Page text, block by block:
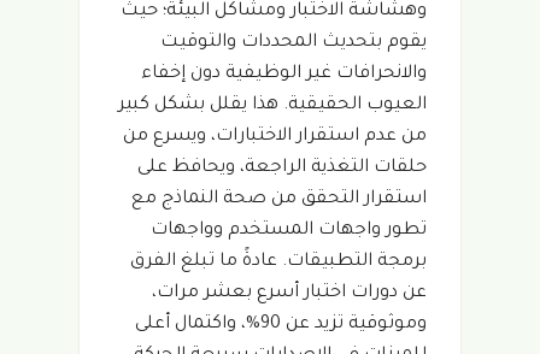
وهشاشة الاختبار ومشاكل البيئة؛ حيث
يقوم بتحديث المحددات والتوقيت
والانحرافات غير الوظيفية دون إخفاء
العيوب الحقيقية. هذا يقلل بشكل كبير
من عدم استقرار الاختبارات، ويسرع من
حلقات التغذية الراجعة، ويحافظ على
استقرار التحقق من صحة النماذج مع
تطور واجهات المستخدم وواجهات
برمجة التطبيقات. عادةً ما تبلغ الفرق
عن دورات اختبار أسرع بعشر مرات،
وموثوقية تزيد عن 90%، واكتمال أعلى